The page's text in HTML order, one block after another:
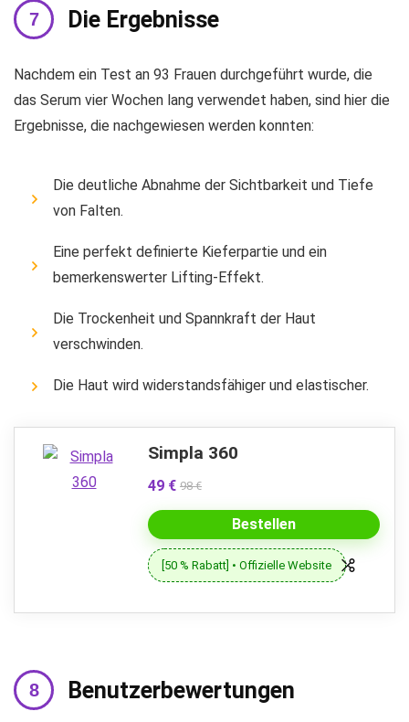
Die Ergebnisse
Nachdem ein Test an 93 Frauen durchgeführt wurde, die
das Serum vier Wochen lang verwendet haben, sind hier die
Ergebnisse, die nachgewiesen werden konnten:
Die deutliche Abnahme der Sichtbarkeit und Tiefe
von Falten.
Eine perfekt definierte Kieferpartie und ein
bemerkenswerter Lifting-Effekt.
Die Trockenheit und Spannkraft der Haut
verschwinden.
Die Haut wird widerstandsfähiger und elastischer.
Simpla 360
49 € 98 €
Bestellen
[50 % Rabatt] • Offizielle Website
Benutzerbewertungen